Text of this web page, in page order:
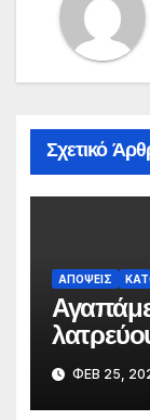
Σχετικό
ΑΠΟΨΕΙΣ
ΦΕΒ 25,